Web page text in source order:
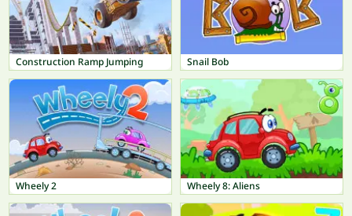
Construction Ramp Jumping Snail Bob
Wheely 2 Wheely 8: Aliens